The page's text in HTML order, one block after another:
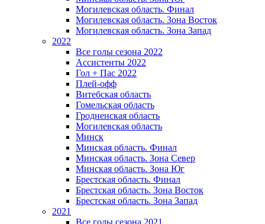
Могилевская область. Финал
Могилевская область. Зона Восток
Могилевская область. Зона Запад
2022
Все голы сезона 2022
Ассистенты 2022
Гол + Пас 2022
Плей-офф
Витебская область
Гомельская область
Гродненская область
Могилевская область
Минск
Mинская область. Финал
Минская область. Зона Север
Минская область. Зона Юг
Брестская область. Финал
Брестская область. Зона Восток
Брестская область. Зона Запад
2021
Все голы сезона 2021